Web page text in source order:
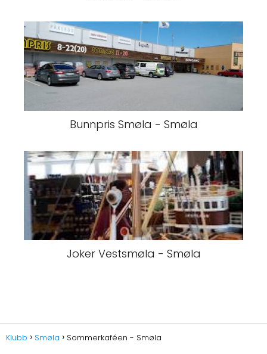
Bunnpris Smøla - Smøla
Joker Vestsmøla - Smøla
Klubb Smøla Sommerkaféen - Smøla